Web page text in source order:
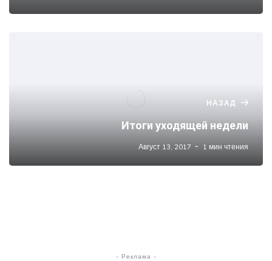
НАЗАД
Итоги уходящей недели
Август 13, 2017 1 мин чтения
- Реклама -